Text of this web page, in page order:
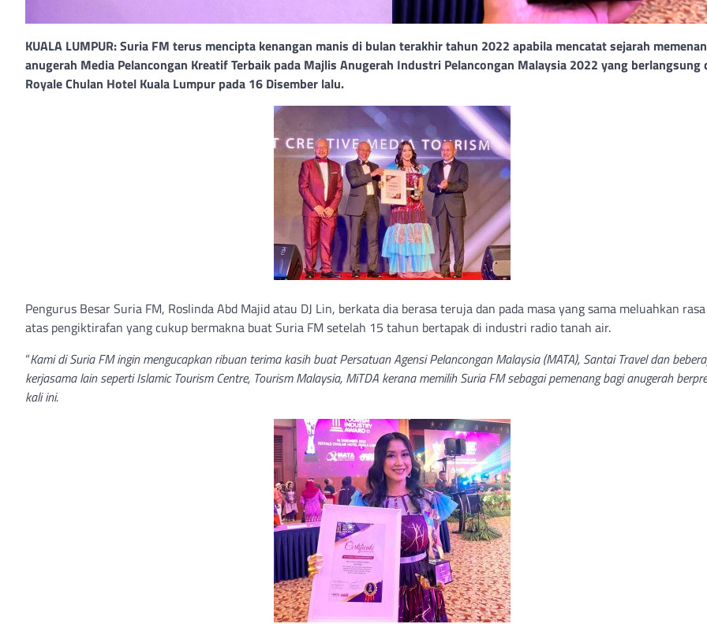
KUALA LUMPUR: Suria FM terus mencipta kenangan manis di bulan terakhir tahun 2022 apabila mencatat sejarah
anugerah Media Pelancongan Kreatif Terbaik pada Majlis Anugerah Industri Pelancongan Malaysia 2022 yang berlangsung
Royale Chulan Hotel Kuala Lumpur pada 16 Disember lalu.
Pengurus Besar Suria FM, Roslinda Abd Majid atau DJ Lin, berkata dia berasa teruja dan pada masa yang sama meluahkan
atas pengiktirafan yang cukup bermakna buat Suria FM setelah 15 tahun bertapak di industri radio tanah air.
“Kami di Suria FM ingin mengucapkan ribuan terima kasih buat Persatuan Agensi Pelancongan Malaysia (MATA), Santai Travel dan
kerjasama lain seperti Islamic Tourism Centre, Tourism Malaysia, MiTDA kerana memilih Suria FM sebagai pemenang bagi anugerah
kali ini.